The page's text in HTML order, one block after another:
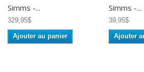
Simms -...
329,95$
Ajouter au panier
Simms -...
39,95$
Ajouter